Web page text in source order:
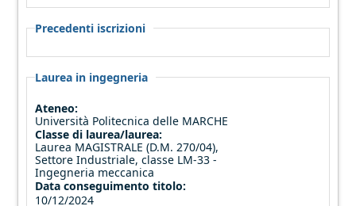
Precedenti iscrizioni
Laurea in ingegneria
Ateneo:
Università Politecnica delle MARCHE
Classe di laurea/laurea:
Laurea MAGISTRALE (D.M. 270/04),
Settore Industriale, classe LM-33 -
Ingegneria meccanica
Data conseguimento titolo:
10/12/2024